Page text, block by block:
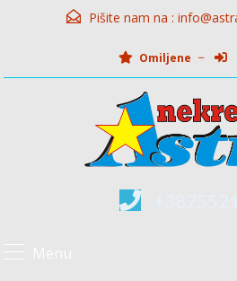
Pišite nam na :
Omiljene